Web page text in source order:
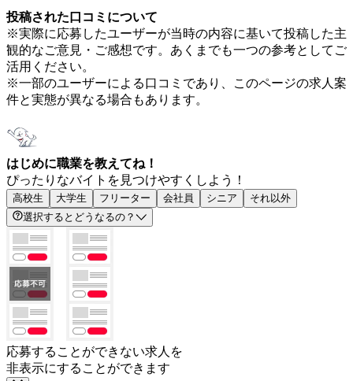
投稿された口コミについて
※実際に応募したユーザーが当時の内容に基いて投稿した主
観的なご意見・ご感想です。あくまでも一つの参考としてご
活用ください。
※一部のユーザーによる口コミであり、このページの求人案
件と実態が異なる場合もあります。
はじめに職業を教えてね！
ぴったりなバイトを見つけやすくしよう！
高校生 大学生 フリーター 会社員 シニア
それ以外
選択するとどうなるの？
応募することができない求人を
非表示にすることができます